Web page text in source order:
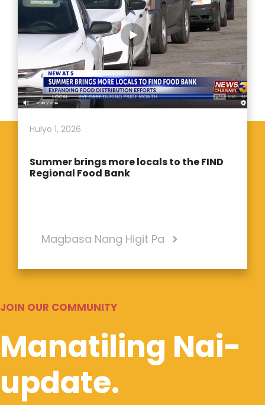
Hulyo 1, 2026
Summer brings more locals to the FIND
Regional Food Bank
Magbasa Nang Higit Pa
JOIN OUR COMMUNITY
Manatiling Nai-
update.